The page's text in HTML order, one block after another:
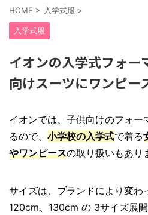
HOME > 入学式服 >
入学式服
イオンの入学式フォ
向けスーツにワンピー
イオンでは、子供向けのフォー
るので、 小学校の入学式で着る
やワンピースの取り扱いもあり
サイズは、ブランドにより変わ
120cm、130cm の 3サイズ展